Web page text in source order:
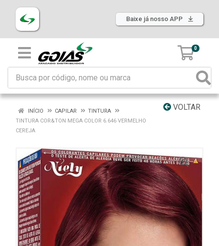
Baixe já nosso APP
0
VOLTAR
INÍCIO CAPILAR
TINTURA
TINTURA COR&TON MEGA COLOR 6.646 VERMELHO
CEREJA